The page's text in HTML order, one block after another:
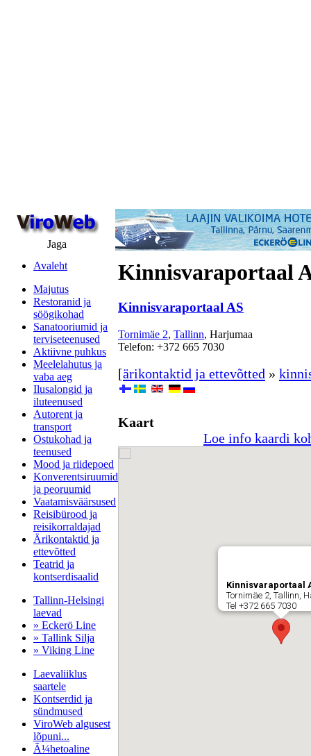
Jaga
Avaleht
Majutus
Restoranid ja
söögikohad
Sanatooriumid ja
terviseteenused
Aktiivne puhkus
Meelelahutus ja
vaba aeg
Ilusalongid ja
iluteenused
Autorent ja
transport
Ostukohad ja
teenused
Mood ja riidepoed
Konverentsiruumid
ja peoruumid
Vaatamisväärsused
Reisibürood ja
reisikorraldajad
Ärikontaktid ja
ettevõtted
Teatrid ja
kontserdisaalid
Tallinn-Helsingi
laevad
» Eckerö Line
» Tallink Silja
» Viking Line
Laevaliiklus
saartele
Kontserdid ja
sündmused
ViroWeb algusest
lõpuni...
Ã¼hetoaline
Kinnisvaraportaal
Kinnisvaraportaal AS
Tornimäe 2, Tallinn, Harjumaa
Telefon: +372 665 7030
[ärikontaktid ja ettevõtted »
Kaart
Loe info kaardi
Kinnisvaraportaal
Tornimäe 2, Tallinn,
Tel +372 665 7030